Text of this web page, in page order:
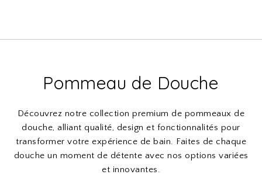
Pommeau de Douche
Découvrez notre collection premium de pommeaux de
douche, alliant qualité, design et fonctionnalités pour
transformer votre expérience de bain. Faites de chaque
douche un moment de détente avec nos options variées
et innovantes.